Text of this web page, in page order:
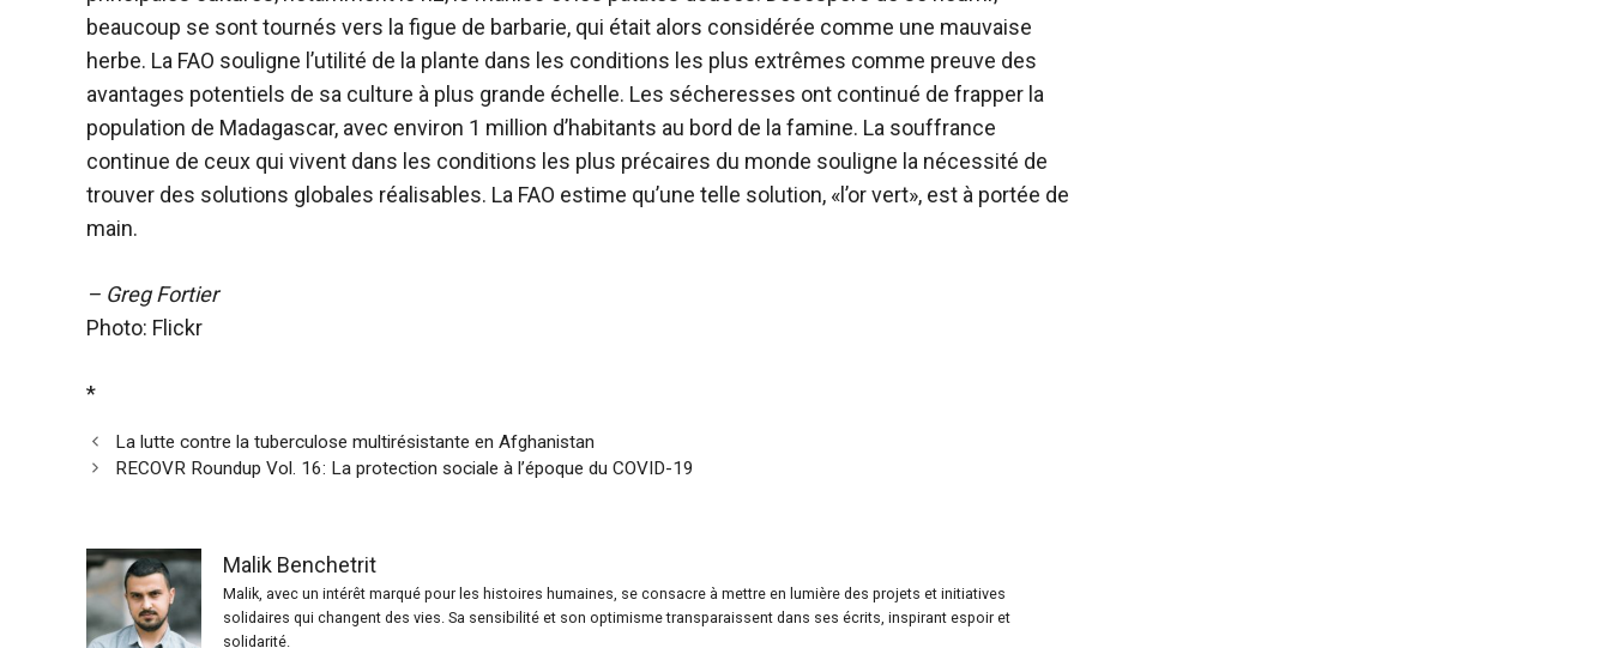
beaucoup se sont tournés vers la figue de barbarie, qui était alors considérée comme une mauvaise
herbe. La FAO souligne l’utilité de la plante dans les conditions les plus extrêmes comme preuve des
avantages potentiels de sa culture à plus grande échelle. Les sécheresses ont continué de frapper la
population de Madagascar, avec environ 1 million d’habitants au bord de la famine. La souffrance
continue de ceux qui vivent dans les conditions les plus précaires du monde souligne la nécessité de
trouver des solutions globales réalisables. La FAO estime qu’une telle solution, «l’or vert», est à portée de
main.
– Greg Fortier
Photo: Flickr
*
La lutte contre la tuberculose multirésistante en Afghanistan
RECOVR Roundup Vol. 16: La protection sociale à l’époque du COVID-19
Malik Benchetrit
Malik, avec un intérêt marqué pour les histoires humaines, se consacre à mettre en lumière des projets et initiatives
solidaires qui changent des vies. Sa sensibilité et son optimisme transparaissent dans ses écrits, inspirant espoir et
solidarité.